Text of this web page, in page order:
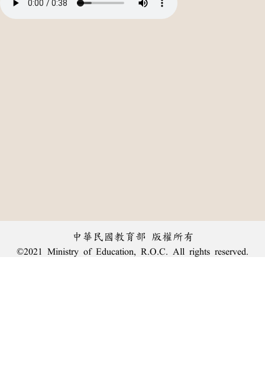
中華民國教育部 版權所有
©2021 Ministry of Education, R.O.C. All rights reserved.